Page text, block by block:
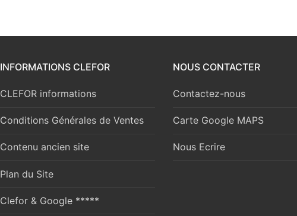
INFORMATIONS CLEFOR
CLEFOR informations
Conditions Générales de Ventes
Contenu ancien site
Plan du Site
Clefor & Google *****
NOUS CONTACTER
Contactez-nous
Carte Google MAPS
Nous Ecrire